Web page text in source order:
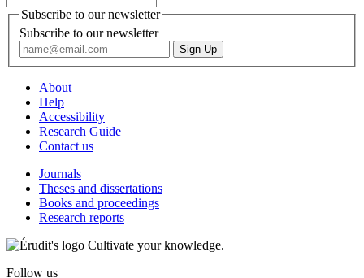
Subscribe to our newsletter
Subscribe to our newsletter
About
Help
Accessibility
Research Guide
Contact us
Journals
Theses and dissertations
Books and proceedings
Research reports
Cultivate your knowledge.
Follow us